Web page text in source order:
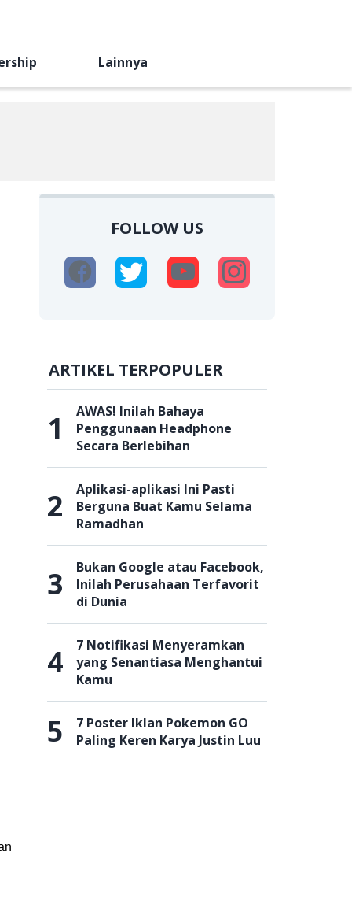
Lainnya
FOLLOW US
ARTIKEL TERPOPULER
1
AWAS! Inilah Bahaya
Penggunaan Headphone
Secara Berlebihan
2
Aplikasi-aplikasi Ini Pasti
Berguna Buat Kamu Selama
Ramadhan
3
Bukan Google atau Facebook,
Inilah Perusahaan Terfavorit
di Dunia
4
7 Notifikasi Menyeramkan
yang Senantiasa Menghantui
Kamu
5
7 Poster Iklan Pokemon GO
Paling Keren Karya Justin Luu